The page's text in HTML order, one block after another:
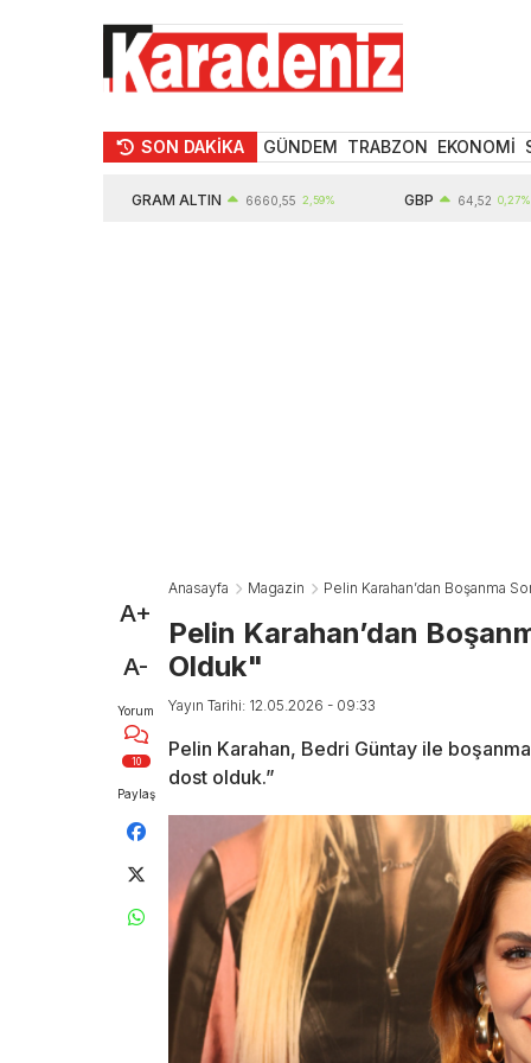
SON DAKİKA GÜNDEM TRABZON EKONOMİ
GRAM ALTIN 6660,55 2,59% 64,52 0,27%
A+
A-
Yorum
10
Paylaş
Anasayfa Magazin Pelin Karahan’dan Boşanma
Pelin Karahan’dan
Olduk"
Yayın Tarihi: 12.05.2026 - 09:33
Pelin Karahan, Bedri Güntay ile
dost olduk.”